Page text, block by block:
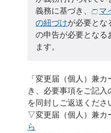
義務に基づき、
マ
の紐づけが必要とな
の申告が必要となる
ます。
「変更届（個人）兼
き、必要事項をご記
を同封しご返送くださ
▽変更届（個人）兼カ
ら